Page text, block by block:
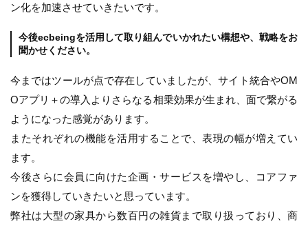
ン化を加速させていきたいです。
今後ecbeingを活用して取り組んでいかれたい構想や、戦略をお
聞かせください。
今まではツールが点で存在していましたが、サイト統合やOM
Oアプリ＋の導入よりさらなる相乗効果が生まれ、面で繋がる
ようになった感覚があります。
またそれぞれの機能を活用することで、表現の幅が増えてい
ます。
今後さらに会員に向けた企画・サービスを増やし、コアファ
ンを獲得していきたいと思っています。
弊社は大型の家具から数百円の雑貨まで取り扱っており、商